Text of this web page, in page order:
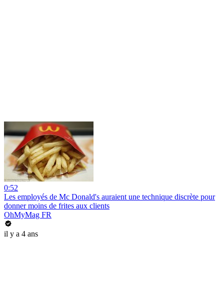
0:52
Les employés de Mc Donald's auraient une technique discrète pour
donner moins de frites aux clients
OhMyMag FR
il y a 4 ans